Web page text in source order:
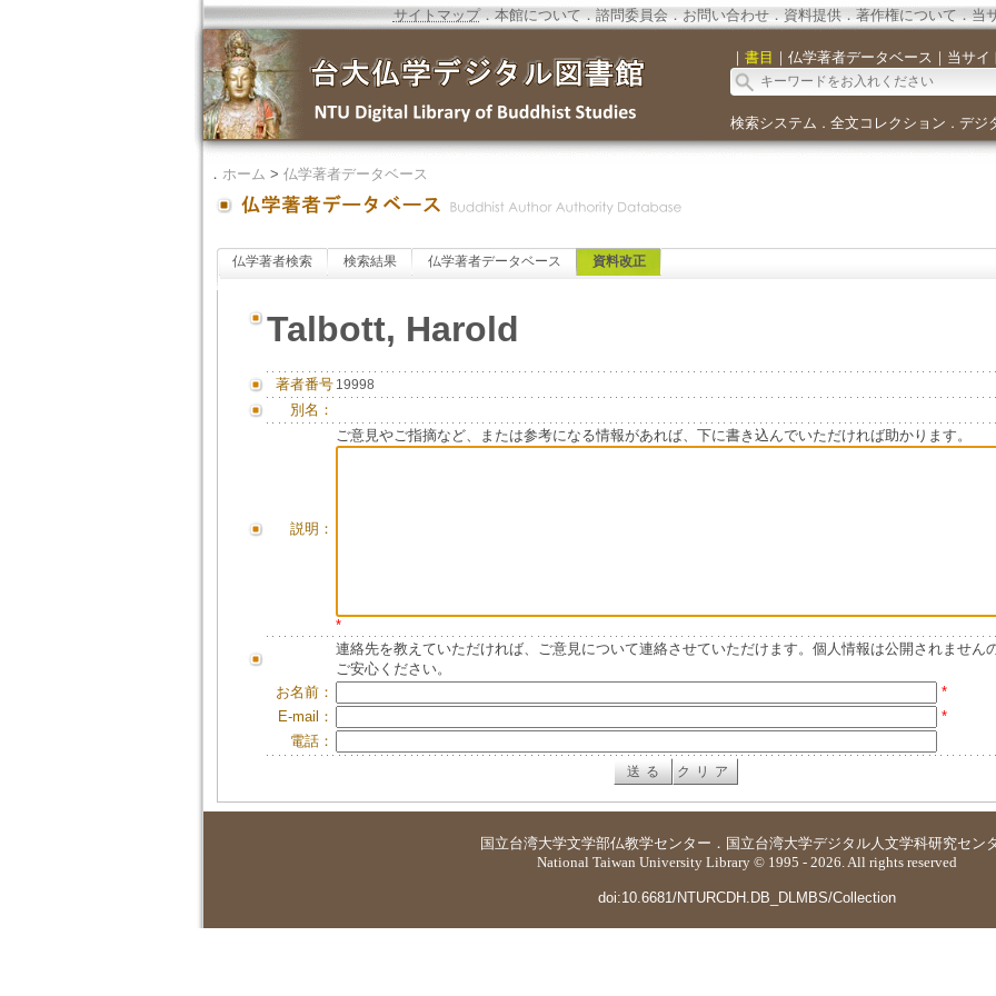
サイトマップ．本館について．諮問委員会． お問い合わせ． 資料提供．著作権について．当
｜ 書目 ｜ 仏学著者データベース ｜ 当サイ
検索システム ． 全文コレクション ． デジ
． ホーム > 仏学著者データベース
仏学著者検索 検索結果 仏学著者データベース 資料改正
Talbott, Harold
著者番号 19998
別名：
説明：
ご意見やご指摘など、または参考になる情報があれば、下に書き込んでいただければ助かります。
*
連絡先を教えていただければ、ご意見について連絡させていただけます。個人情報は公開されません
ご安心ください。
お名前：
*
E-mail：
*
電話：
国立台湾大学文学部仏教学センター ． 国立台湾大学デジタル人文学科研究セン
National Taiwan University Library © 1995 - 2026. All rights reserved
doi:10.6681/NTURCDH.DB_DLMBS/Collection